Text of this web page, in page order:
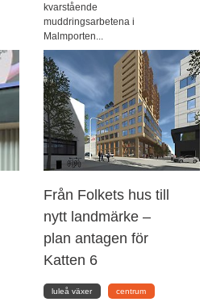
kvarstående
muddringsarbetena i
Malmporten...
Från Folkets hus till
nytt landmärke –
plan antagen för
Katten 6
luleå växer centrum